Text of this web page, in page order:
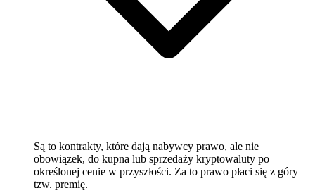
Są to kontrakty, które dają nabywcy prawo, ale nie
obowiązek, do kupna lub sprzedaży kryptowaluty po
określonej cenie w przyszłości. Za to prawo płaci się z góry
tzw. premię.